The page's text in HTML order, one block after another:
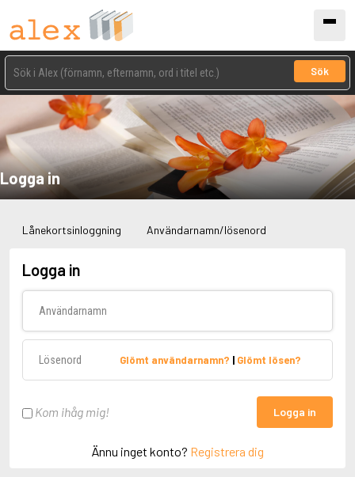
Sök
Logga in
Lånekortsinloggning Användarnamn/lösenord
Logga in
Glömt användarnamn? | Glömt lösen?
Kom ihåg mig! Logga in
Ännu inget konto? Registrera dig